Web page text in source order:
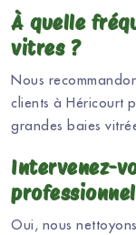
À quelle
vitres ?
Nous
clients à Héricourt
grandes baies
Intervenez-
Oui, nous